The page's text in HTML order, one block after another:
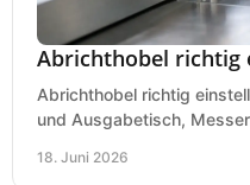
Abrichthobel richtig
Abrichthobel richtig
und Ausgabetisch,
18. Juni 2026